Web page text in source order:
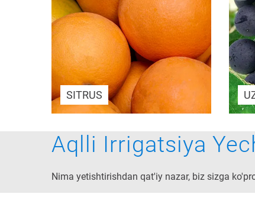
SITRUS
Aqlli Irrigatsiya
Nima yetishtirishdan qat'iy nazar, biz sizga